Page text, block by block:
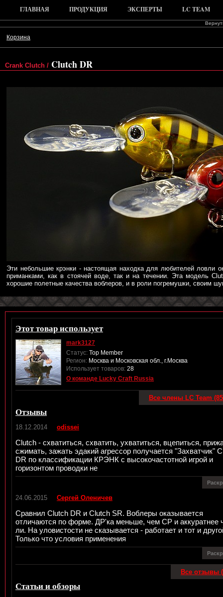
ГЛАВНАЯ ПРОДУКЦИЯ ЭКСПЕРТЫ LC TEAM
Корзина
Crank Clutch / Clutch DR
Эти небольшие крэнки - настоящая находка для любителей ловли
приманками, как в стоячей воде, так и на течении. Эта модель
хорошие полетные качества воблеров, и в роли погремушки, своим
Этот товар использует
mark3127
Статус: Top Member
Регион: Москва и Московская обл., г.Москва
Использует товаров: 28
О команде Lucky Craft Russia
Все члены LC Team
Отзывы
18.12.2014 odissei
Clutch - схватиться, схватить, ухватиться, вцепиться,
сжимать, зажать эдакий агрессор получается "Захватчик"
DR по классификации КРЭНК с высокочастотной игрой и
горизонтом проводки не
24.06.2015 Сергей Оленичев
Сравнил Clutch DR и Clutch SR. Воблеры оказывается
отличаются по форме. ДР'ка меньше, чем СР и аккуратнее
ли. На уловистости не сказывается - работает и тот и
Только что условия применения
Все отзывы
Статьи и обзоры